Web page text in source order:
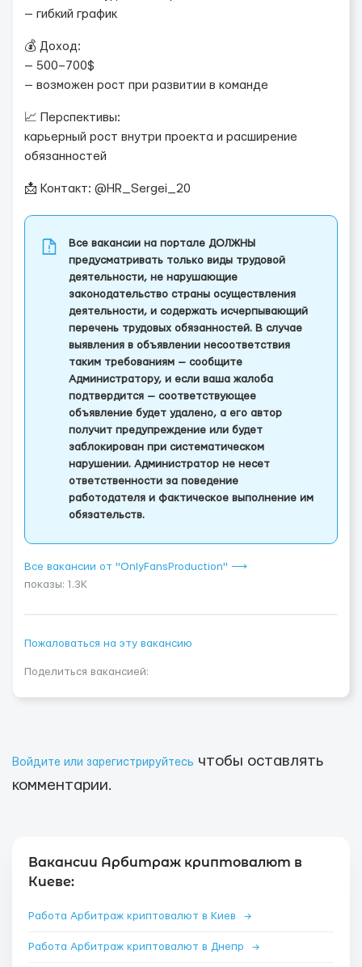
— гибкий график
💰 Доход:
— 500–700$
— возможен рост при развитии в команде
📈 Перспективы:
карьерный рост внутри проекта и расширение
обязанностей
📩 Контакт: @HR_Sergei_20
Все вакансии на портале ДОЛЖНЫ
предусматривать только виды трудовой
деятельности, не нарушающие
законодательство страны осуществления
деятельности, и содержать исчерпывающий
перечень трудовых обязанностей. В случае
выявления в объявлении несоответствия
таким требованиям — сообщите
Администратору, и если ваша жалоба
подтвердится — соответствующее
объявление будет удалено, а его автор
получит предупреждение или будет
заблокирован при систематическом
нарушении. Администратор не несет
ответственности за поведение
работодателя и фактическое выполнение им
обязательств.
Все вакансии от "OnlyFansProduction" ⟶
показы: 1.3K
Пожаловаться на эту вакансию
Поделиться вакансией:
Войдите или зарегистрируйтесь чтобы оставлять
комментарии.
Вакансии Арбитраж криптовалют в
Киеве:
Работа Арбитраж криптовалют в Киев →
Работа Арбитраж криптовалют в Днепр →